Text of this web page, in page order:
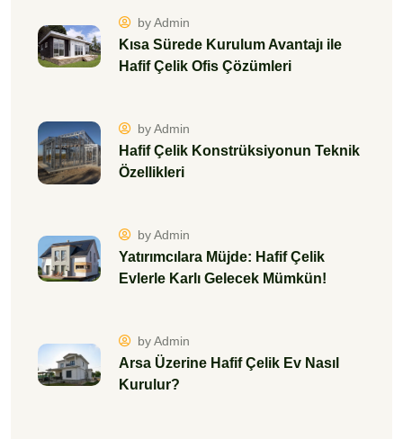
by Admin
Kısa Sürede Kurulum Avantajı ile
Hafif Çelik Ofis Çözümleri
by Admin
Hafif Çelik Konstrüksiyonun Teknik
Özellikleri
by Admin
Yatırımcılara Müjde: Hafif Çelik
Evlerle Karlı Gelecek Mümkün!
by Admin
Arsa Üzerine Hafif Çelik Ev Nasıl
Kurulur?